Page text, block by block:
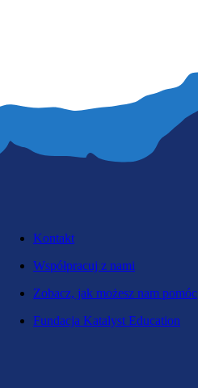
Kontakt
Współpracuj z nami
Zobacz, jak możesz nam pomóc
Fundacja Katalyst Education